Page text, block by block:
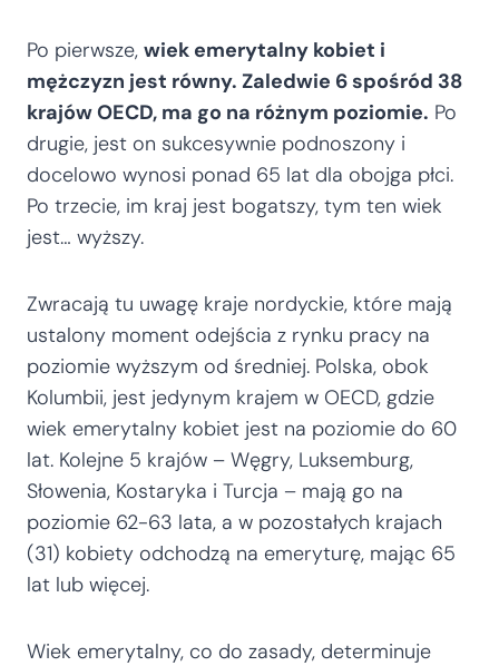
Po pierwsze, wiek emerytalny kobiet i
mężczyzn jest równy. Zaledwie 6 spośród 38
krajów OECD, ma go na różnym poziomie. Po
drugie, jest on sukcesywnie podnoszony i
docelowo wynosi ponad 65 lat dla obojga płci.
Po trzecie, im kraj jest bogatszy, tym ten wiek
jest… wyższy.
Zwracają tu uwagę kraje nordyckie, które mają
ustalony moment odejścia z rynku pracy na
poziomie wyższym od średniej. Polska, obok
Kolumbii, jest jedynym krajem w OECD, gdzie
wiek emerytalny kobiet jest na poziomie do 60
lat. Kolejne 5 krajów – Węgry, Luksemburg,
Słowenia, Kostaryka i Turcja – mają go na
poziomie 62-63 lata, a w pozostałych krajach
(31) kobiety odchodzą na emeryturę, mając 65
lat lub więcej.
Wiek emerytalny, co do zasady, determinuje